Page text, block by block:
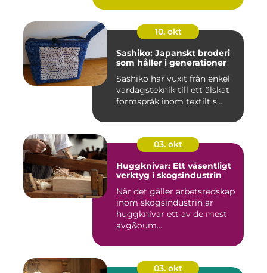
10. okt
Sashiko: Japanskt broderi
som håller i generationer
Sashiko har vuxit från enkel
vardagsteknik till ett älskat
formspråk inom textilt s...
03. okt
Huggknivar: Ett väsentligt
verktyg i skogsindustrin
När det gäller arbetsredskap
inom skogsindustrin är
huggknivar ett av de mest
avg&oum...
03. okt